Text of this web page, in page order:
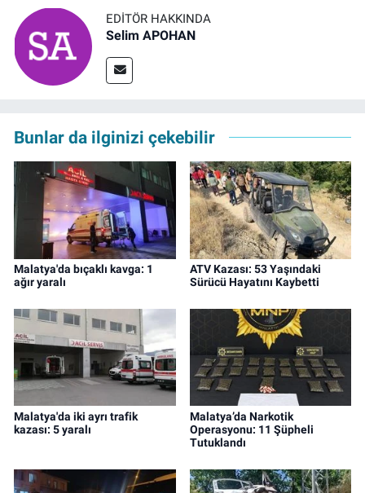
EDITÖR HAKKINDA
Selim APOHAN
Bunlar da ilginizi çekebilir
Malatya'da bıçaklı kavga: 1
ağır yaralı
ATV Kazası: 53 Yaşındaki
Sürücü Hayatını Kaybetti
Malatya'da iki ayrı trafik
kazası: 5 yaralı
Malatya’da Narkotik
Operasyonu: 11 Şüpheli
Tutuklandı